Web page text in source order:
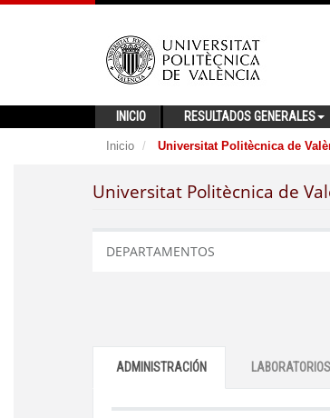
INICIO RESULTADOS GENERALES
Inicio Universitat Politècnica de
Universitat Politècnica de
DEPARTAMENTOS
ADMINISTRACIÓN LABORATORIOS